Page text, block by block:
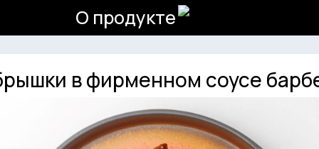
О продукте
в фирменном соусе